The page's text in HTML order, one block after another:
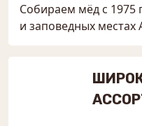
Собираем мёд с 1975
и заповедных местах